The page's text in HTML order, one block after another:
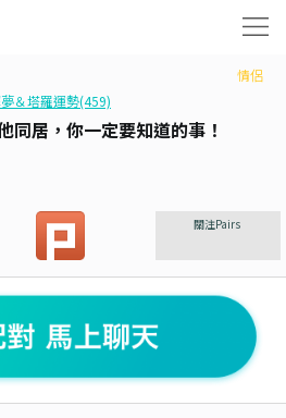
情侶
＆塔羅運勢(459)
同居，你一定要知道的事！
關注Pairs